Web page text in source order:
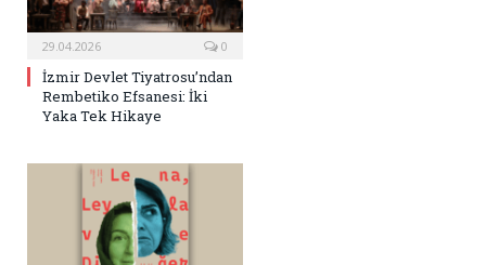
29.04.2026 0
İzmir Devlet Tiyatrosu’ndan
Rembetiko Efsanesi: İki
Yaka Tek Hikaye